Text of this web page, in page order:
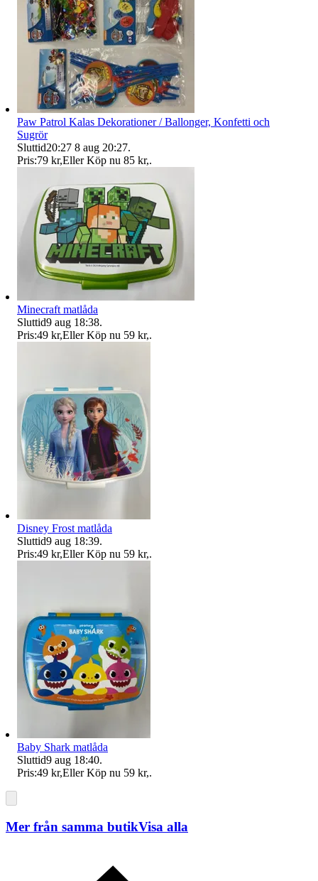
Paw Patrol Kalas Dekorationer / Ballonger, Konfetti och
Sugrör
Sluttid20:27 8 aug 20:27.
Pris:79 kr,Eller Köp nu 85 kr,.
Minecraft matlåda
Sluttid9 aug 18:38.
Pris:49 kr,Eller Köp nu 59 kr,.
Disney Frost matlåda
Sluttid9 aug 18:39.
Pris:49 kr,Eller Köp nu 59 kr,.
Baby Shark matlåda
Sluttid9 aug 18:40.
Pris:49 kr,Eller Köp nu 59 kr,.
Mer från samma butikVisa alla